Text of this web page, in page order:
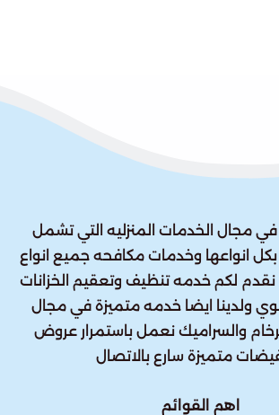
في مجال الخدمات المنزليه التي تشمل
انواعها وخدمات مكافحه جميع انواع
نقدم لكم خدمه تنظيف وتعقيم الخزانات
ولدينا ايضا خدمه متميزة في مجال
والسراميك نعمل باستمرار عروض
متميزة سارع بالاتصال
اهم القوائم